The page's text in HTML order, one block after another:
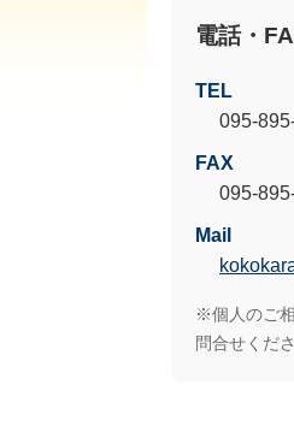
電話・
TEL
095-
FAX
095-
Mail
※個人のご
問合せくださ